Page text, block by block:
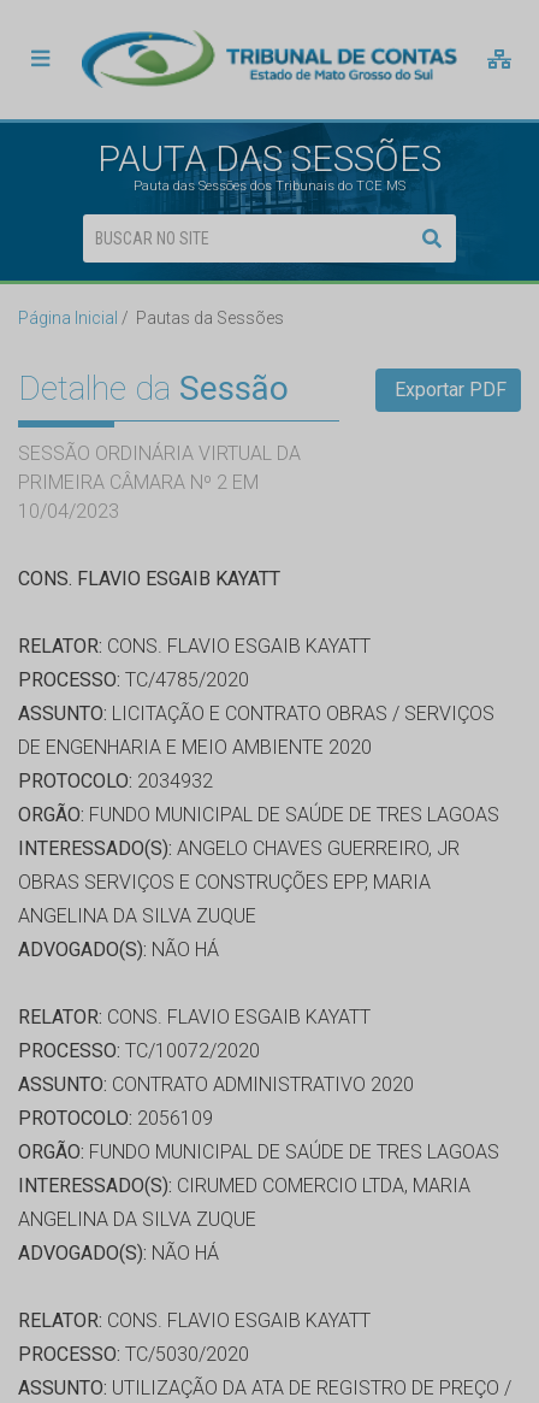
PAUTA DAS SESSÕES
Pauta das Sessões dos Tribunais do TCE MS
Página Inicial Pautas da Sessões
Detalhe da Sessão
SESSÃO ORDINÁRIA VIRTUAL DA
PRIMEIRA CÂMARA Nº 2 EM
10/04/2023
Exportar PDF
CONS. FLAVIO ESGAIB KAYATT
RELATOR: CONS. FLAVIO ESGAIB KAYATT
PROCESSO: TC/4785/2020
ASSUNTO: LICITAÇÃO E CONTRATO OBRAS / SERVIÇOS
DE ENGENHARIA E MEIO AMBIENTE 2020
PROTOCOLO: 2034932
ORGÃO: FUNDO MUNICIPAL DE SAÚDE DE TRES LAGOAS
INTERESSADO(S): ANGELO CHAVES GUERREIRO, JR
OBRAS SERVIÇOS E CONSTRUÇÕES EPP, MARIA
ANGELINA DA SILVA ZUQUE
ADVOGADO(S): NÃO HÁ
RELATOR: CONS. FLAVIO ESGAIB KAYATT
PROCESSO: TC/10072/2020
ASSUNTO: CONTRATO ADMINISTRATIVO 2020
PROTOCOLO: 2056109
ORGÃO: FUNDO MUNICIPAL DE SAÚDE DE TRES LAGOAS
INTERESSADO(S): CIRUMED COMERCIO LTDA, MARIA
ANGELINA DA SILVA ZUQUE
ADVOGADO(S): NÃO HÁ
RELATOR: CONS. FLAVIO ESGAIB KAYATT
PROCESSO: TC/5030/2020
ASSUNTO: UTILIZAÇÃO DA ATA DE REGISTRO DE PREÇO /